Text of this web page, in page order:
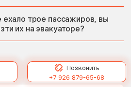
ехало трое пассажиров, вы
их на эвакуаторе?
Позвонить
+7 926 879-65-68